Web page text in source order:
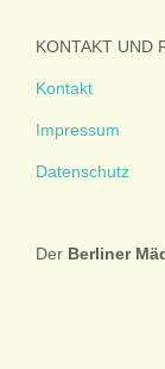
KONTAKT UND
Kontakt
Impressum
Datenschutz
Der Berliner